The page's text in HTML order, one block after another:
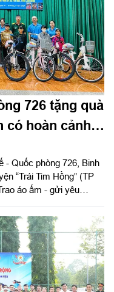
726 tặng quà
có hoàn cảnh
- Quốc phòng 726, Binh
“Trái Tim Hồng” (TP
áo ấm - gửi yêu
địa bàn hai xã Tuy